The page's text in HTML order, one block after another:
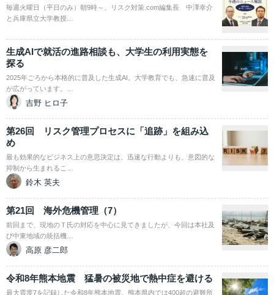
毎週火曜日（平日のみ）朝9時～、リスク対策.com編集長 中澤幸介
と兵庫県立大学教授…
生成AIで就活の進路相談も、大学生の利用実態を
探る
2025年ごろから本格的に普及した生成AI。大学教育でも、急速に普及
が広がっています。…
吉野 ヒロ子
第26回 リスク管理プロセスに「追跡」を組み込
め
最も効果的なビジネス上の意思決定は、迅速な行動よりも、意図的な
抑制から生まれるこ…
鈴木 英夫
第21回 海外危機管理（7）
前回まで、現地のＴ氏の対応を中心に見てきましたが、今回は本社及
び中東地域の統括機…
高原 彦二郎
令和8年熊本地震 猛暑の被災地で熱中症を避ける
最大震度7を記録した令和8年熊本地震。熊本県内では400超の避難所